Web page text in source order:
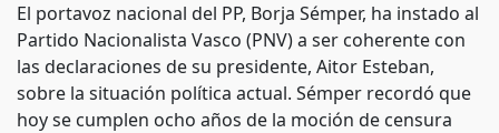
El portavoz nacional del PP, Borja Sémper, ha instado al
Partido Nacionalista Vasco (PNV) a ser coherente con
las declaraciones de su presidente, Aitor Esteban,
sobre la situación política actual. Sémper recordó que
hoy se cumplen ocho años de la moción de censura